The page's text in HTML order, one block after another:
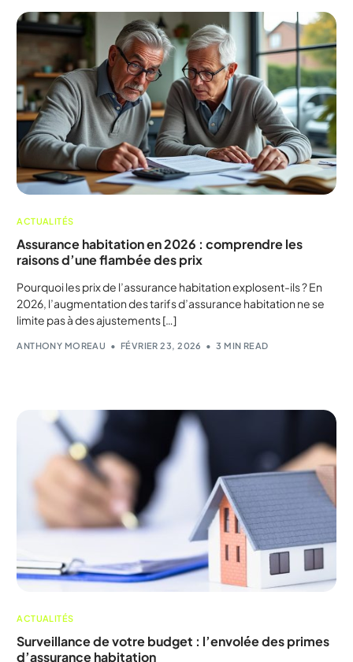
ACTUALITÉS
Assurance habitation en 2026 : comprendre les
raisons d’une flambée des prix
Pourquoi les prix de l’assurance habitation explosent-ils ? En
2026, l’augmentation des tarifs d’assurance habitation ne se
limite pas à des ajustements […]
ANTHONY MOREAU FÉVRIER 23, 2026 3 MIN READ
ACTUALITÉS
Surveillance de votre budget : l’envolée des primes
d’assurance habitation